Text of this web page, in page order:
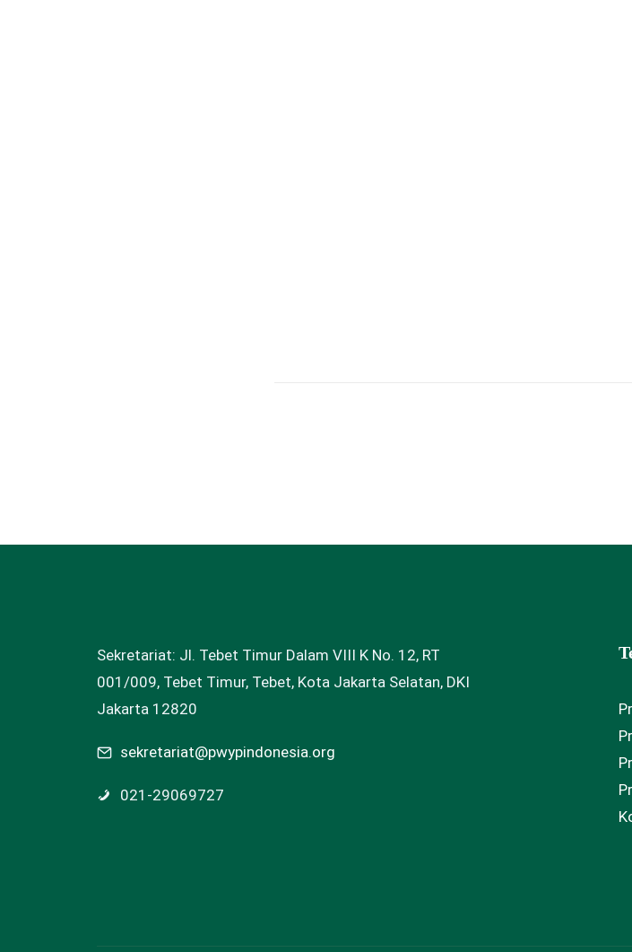
Sekretariat: Jl. Tebet Timur Dalam VIII K No. 12, RT
001/009, Tebet Timur, Tebet, Kota Jakarta Selatan, DKI
Jakarta 12820
sekretariat@pwypindonesia.org
021-29069727